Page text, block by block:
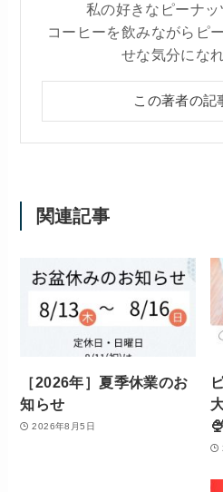
私の好きなピーナッ
コーヒーを飲みながらピ
せな気分にな
この著者の記
関連記事
［2026年］夏季休業のお
知らせ
2026年8月5日